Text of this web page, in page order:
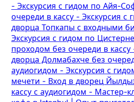
- Экскурсия с гидом по Айя-
очереди в кассу - Экскурсия с
дворца Топкапы с входными
Экскурсия с гидом по
проходом без очереди в кассу
дворца Долмабахче без
аудиогидом - Экскурсия с
мечети - Вход в дворец
кассу с аудиогидом - Мастер-